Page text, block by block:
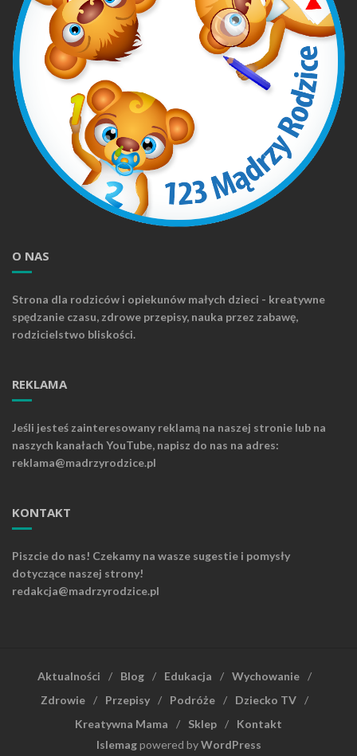
O NAS
Strona dla rodziców i opiekunów małych dzieci - kreatywne
spędzanie czasu, zdrowe przepisy, nauka przez zabawę,
rodzicielstwo bliskości.
REKLAMA
Jeśli jesteś zainteresowany reklamą na naszej stronie lub na
naszych kanałach YouTube, napisz do nas na adres:
reklama@madrzyrodzice.pl
KONTAKT
Piszcie do nas! Czekamy na wasze sugestie i pomysły
dotyczące naszej strony!
redakcja@madrzyrodzice.pl
Aktualności Blog Edukacja
Wychowanie
Zdrowie
Przepisy Podróże
Dziecko TV
Kreatywna Mama
Sklep
Kontakt
Islemagpowered byWordPress